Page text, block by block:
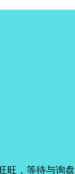
，等待与询